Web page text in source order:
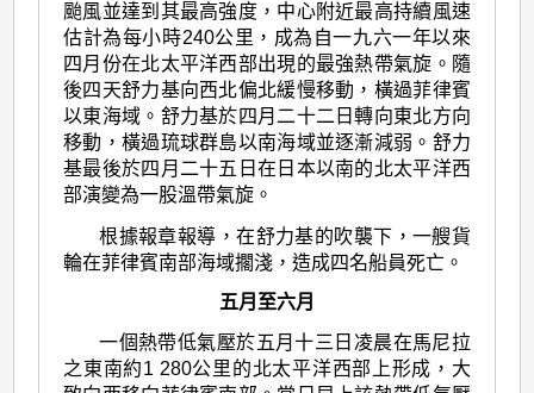
颱風並達到其最高強度，中心附近最高持續風速
估計為每小時240公里，成為自一九六一年以來
四月份在北太平洋西部出現的最強熱帶氣旋。隨
後四天舒力基向西北偏北緩慢移動，橫過菲律賓
以東海域。舒力基於四月二十二日轉向東北方向
移動，橫過琉球群島以南海域並逐漸減弱。舒力
基最後於四月二十五日在日本以南的北太平洋西
部演變為一股溫帶氣旋。
根據報章報導，在舒力基的吹襲下，一艘貨
輪在菲律賓南部海域擱淺，造成四名船員死亡。
五月至六月
一個熱帶低氣壓於五月十三日凌晨在馬尼拉
之東南約1 280公里的北太平洋西部上形成，大